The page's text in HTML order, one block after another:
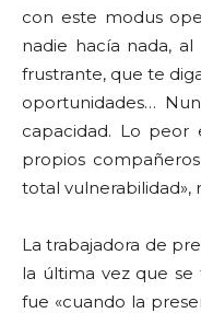
con este modus
nadie hacía nada,
frustrante, que te
oportunidades…
capacidad. Lo peor
propios
total vulnerabilidad»,
La trabajadora de
la última vez que
fue «cuando la